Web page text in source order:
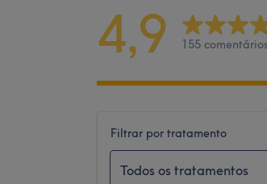
4,9 155 comentários
Filtrar por tratamento
Todos os tratamentos